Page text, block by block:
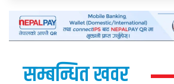
सम्बन्धित खवर